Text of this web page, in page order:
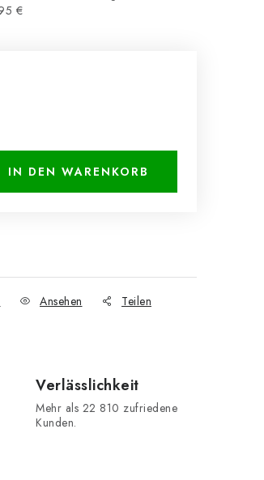
€
IN DEN WARENKORB
Ansehen Teilen
Verlässlichkeit
Mehr als 22 810 zufriedene
Kunden.